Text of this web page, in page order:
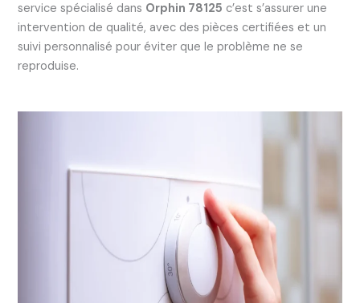
service spécialisé dans Orphin 78125 c’est s’assurer une
intervention de qualité, avec des pièces certifiées et un
suivi personnalisé pour éviter que le problème ne se
reproduise.